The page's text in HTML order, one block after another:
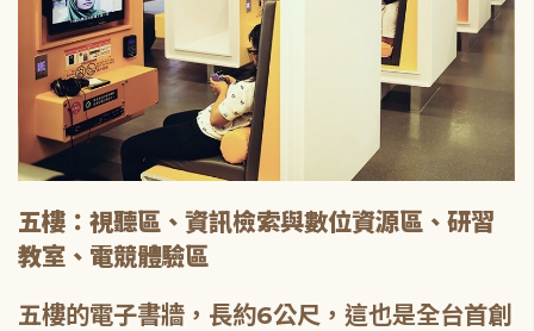
五樓：視聽區、資訊檢索與數位資源區、研習
教室、電競體驗區
五樓的電子書牆，長約6公尺，這也是全台首創